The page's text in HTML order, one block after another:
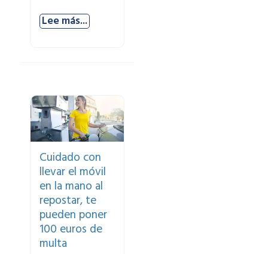
Lee más...
Cuidado con
llevar el móvil
en la mano al
repostar, te
pueden poner
100 euros de
multa